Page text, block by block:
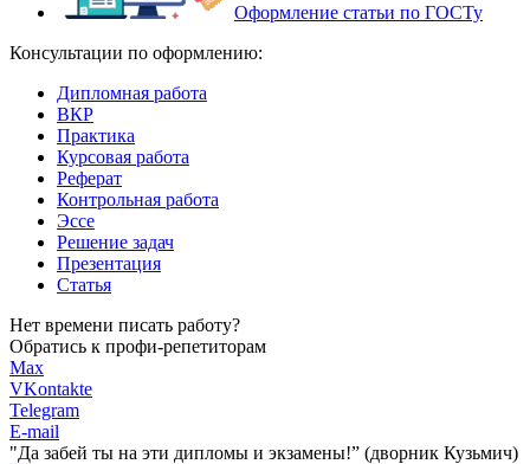
Оформление статьи по ГОСТу
Консультации по оформлению:
Дипломная работа
ВКР
Практика
Курсовая работа
Реферат
Контрольная работа
Эссе
Решение задач
Презентация
Статья
Нет времени писать работу?
Обратись к профи-репетиторам
Max
VKontakte
Telegram
E-mail
"Да забей ты на эти дипломы и экзамены!” (дворник Кузьмич)